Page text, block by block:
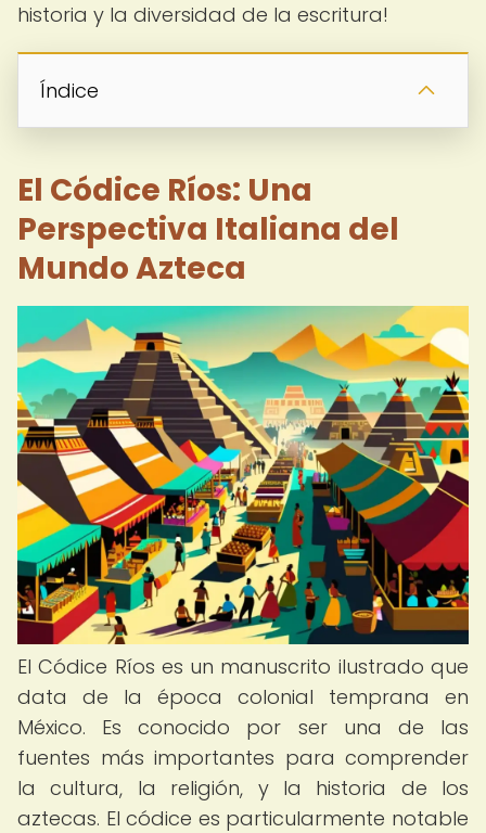
historia y la diversidad de la escritura!
Índice
El Códice Ríos: Una
Perspectiva Italiana del
Mundo Azteca
El Códice Ríos es un manuscrito ilustrado que
data de la época colonial temprana en
México. Es conocido por ser una de las
fuentes más importantes para comprender
la cultura, la religión, y la historia de los
aztecas. El códice es particularmente notable